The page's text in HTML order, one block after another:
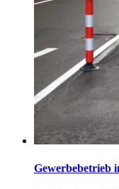
Gewerbebetrieb